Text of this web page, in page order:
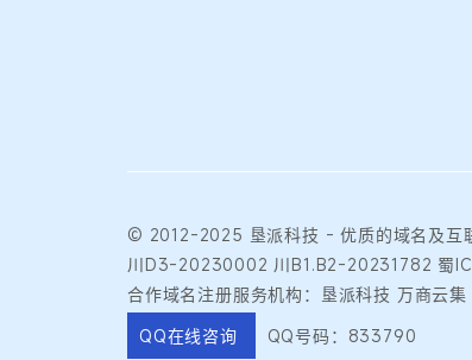
© 2012-2025 垦派科技 - 优质的域名 及互
川D3-20230002 川B1.B2-20231782 蜀
合作域名注册服务机构：垦派科技 万商云
QQ在线咨询
QQ号码：833790